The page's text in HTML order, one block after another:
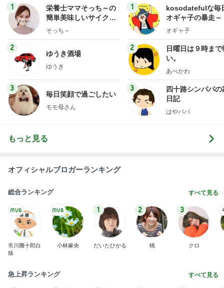
1
栄養士ママそっち～の
簡単美味しいサイクル
献立
そっち～
2
ゆうき酒場
ゆうき
3
毎日笑顔で過ごしたい
モモ母さん
1
kosodatefulな毎
オギャ子の暴走～
オギャ子
2
日曜日は９時まで
い。
あべかわ
3
四十路シンパパの
日記
はやパパ
もっと見る
オフィシャルブロガーランキング
総合ランキング すべて見る
市川團十郎白
猿
小林麻央
1
だいたひかる
2
桃
3
クロ
急上昇ランキング すべて見る